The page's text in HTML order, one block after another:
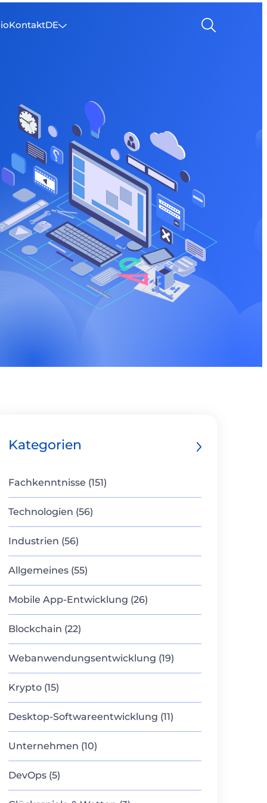
KontaktDE
Kategorien
Fachkenntnisse (151)
Technologien (56)
Industrien (56)
Allgemeines (55)
Mobile App-Entwicklung (26)
Blockchain (22)
Webanwendungsentwicklung (19)
Krypto (15)
Desktop-Softwareentwicklung (11)
Unternehmen (10)
DevOps (5)